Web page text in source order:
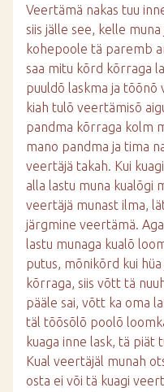
Veertämä nakas tuu
siis jälle see, kelle
kohepoole tä paremb
saa mitu kõrd kõrraga
puuldõ laskma ja tõõnõ
kiah tulõ veertämisõ
pandma kõrraga kolm
mano pandma ja tima
veertäjä takah. Kui
alla lastu muna kualõgi
veertäjä munast ilma,
järgmine veertämä.
lastu munaga kualõ
putus, mõnikõrd kui
kõrraga, siis võtt tä
pääle sai, võtt ka oma
täl tõõsõlõ poolõ
kuaga inne lask, tä piät
Kual veertäjäl munah
osta ei või tä kuagi